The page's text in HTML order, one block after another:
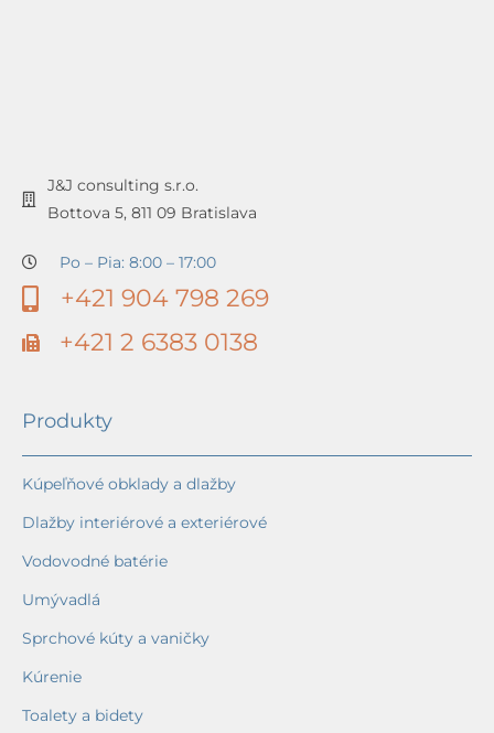
J&J consulting s.r.o.
Bottova 5, 811 09 Bratislava
Po – Pia: 8:00 – 17:00
+421 904 798 269
+421 2 6383 0138
Produkty
Kúpeľňové obklady a dlažby
Dlažby interiérové a exteriérové
Vodovodné batérie
Umývadlá
Sprchové kúty a vaničky
Kúrenie
Toalety a bidety